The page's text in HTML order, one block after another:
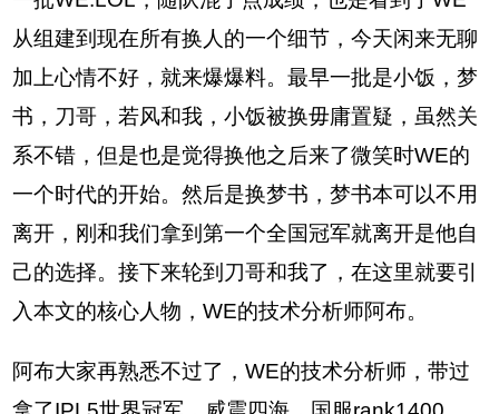
从组建到现在所有换人的一个细节，今天闲来无聊
加上心情不好，就来爆爆料。最早一批是小饭，梦
书，刀哥，若风和我，小饭被换毋庸置疑，虽然关
系不错，但是也是觉得换他之后来了微笑时WE的
一个时代的开始。然后是换梦书，梦书本可以不用
离开，刚和我们拿到第一个全国冠军就离开是他自
己的选择。接下来轮到刀哥和我了，在这里就要引
入本文的核心人物，WE的技术分析师阿布。
阿布大家再熟悉不过了，WE的技术分析师，带过